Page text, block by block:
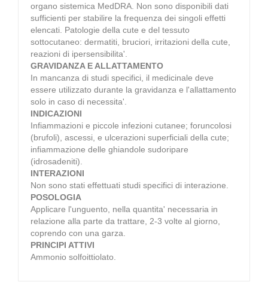
organo sistemica MedDRA. Non sono disponibili dati
sufficienti per stabilire la frequenza dei singoli effetti
elencati. Patologie della cute e del tessuto
sottocutaneo: dermatiti, bruciori, irritazioni della cute,
reazioni di ipersensibilita'.
GRAVIDANZA E ALLATTAMENTO
In mancanza di studi specifici, il medicinale deve
essere utilizzato durante la gravidanza e l'allattamento
solo in caso di necessita'.
INDICAZIONI
Infiammazioni e piccole infezioni cutanee; foruncolosi
(brufoli), ascessi, e ulcerazioni superficiali della cute;
infiammazione delle ghiandole sudoripare
(idrosadeniti).
INTERAZIONI
Non sono stati effettuati studi specifici di interazione.
POSOLOGIA
Applicare l'unguento, nella quantita' necessaria in
relazione alla parte da trattare, 2-3 volte al giorno,
coprendo con una garza.
PRINCIPI ATTIVI
Ammonio solfoittiolato.